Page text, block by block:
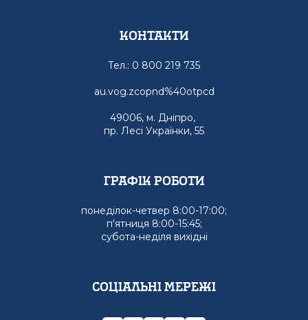
Контакти
Тел.: 0 800 219 735
au.vog.zcopnd%40otpcd
49006, м. Дніпро,
пр. Лесі Українки, 55
графік роботи
понеділок-четвер 8:00-17:00;
п'ятниця 8:00-15:45;
субота-неділя вихідні
Соціальні мережі